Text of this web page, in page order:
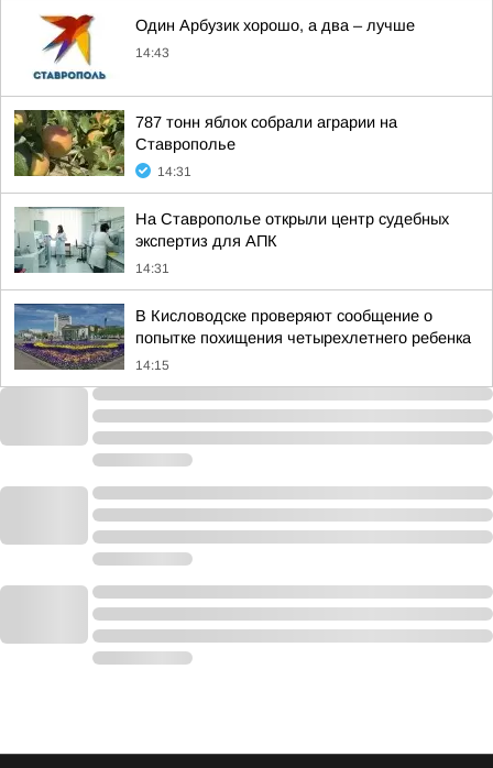
Один Арбузик хорошо, а два – лучше
14:43
787 тонн яблок собрали аграрии на
Ставрополье
14:31
На Ставрополье открыли центр судебных
экспертиз для АПК
14:31
В Кисловодске проверяют сообщение о
попытке похищения четырехлетнего ребенка
14:15